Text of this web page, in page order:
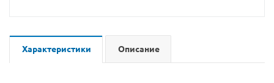
Характеристики Описание